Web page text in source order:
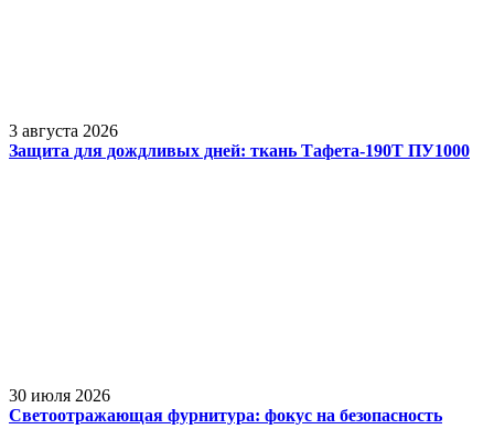
3 августа 2026
Защита для дождливых дней: ткань Тафета-190Т ПУ1000
30 июля 2026
Светоотражающая фурнитура: фокус на безопасность